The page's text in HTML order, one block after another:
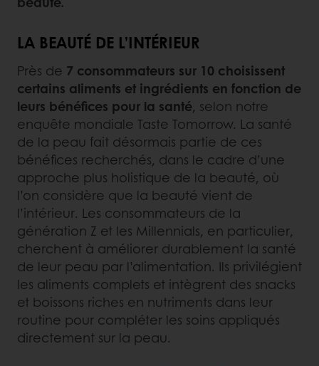
LA BEAUTÉ DE L’INTÉRIEUR
Près de 7 consommateurs sur 10 choisissent
certains aliments et ingrédients en fonction de
leurs bénéfices pour la santé, selon notre
enquête mondiale Taste Tomorrow. La santé
de la peau fait désormais partie de ces
bénéfices recherchés, dans le cadre d’une
approche plus holistique de la beauté, où
l’on considère que la beauté vient de
l’intérieur. Les consommateurs de la
génération Z et les Millennials, en particulier,
cherchent à améliorer durablement la santé
de leur peau par l’alimentation. Ils privilégient
les aliments complets et intègrent des snacks
et boissons riches en nutriments dans leur
routine pour compléter les soins appliqués
directement sur la peau.